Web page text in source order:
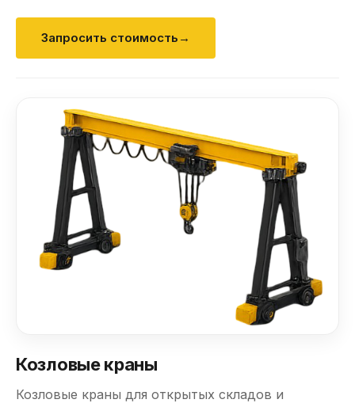
Запросить стоимость →
Козловые краны
Козловые краны для открытых складов и